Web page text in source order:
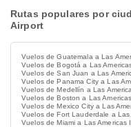
Rutas populares por
Airport
Vuelos de Guatemala a Las
Vuelos de Bogotá a Las
Vuelos de San Juan a Las
Vuelos de Panama City a Las
Vuelos de Medellín a Las
Vuelos de Boston a Las
Vuelos de Mexico City a Las
Vuelos de Fort Lauderdale a
Vuelos de Miami a Las Americas